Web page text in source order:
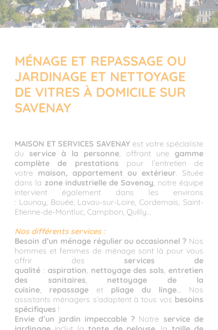
MÉNAGE ET REPASSAGE OU
JARDINAGE ET NETTOYAGE
DE VITRES À DOMICILE SUR
SAVENAY
MAISON ET SERVICES SAVENAY est votre spécialiste
du service à la personne , offrant une gamme
complète de prestations pour l’entretien de
votre maison, appartement ou extérieur. Située
dans la zone industrielle de Savenay , notre équipe
intervient également dans les environs
: Launay, Bouée, Lavau-sur-Loire, Cordemais, Saint-
Etienne-de-Montluc, Campbon, Quilly…
Nos différents services :
Besoin d’un ménage régulier ou occasionnel ? Nos
hommes et femmes de ménage sont là pour vous
offrir des services de
qualité : aspiration nettoyage des sols ,entretien
des sanitaires
nettoyage de la
cuisine
repassage et pliage du linge… Nos
assistants ménagers s’adaptent à tous vos besoins
spécifiques !
Envie d’un jardin impeccable ? Notre service de